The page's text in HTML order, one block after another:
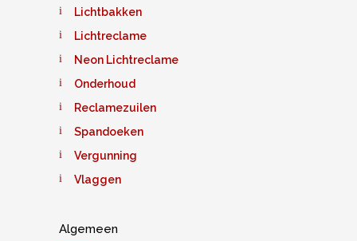
Lichtbakken
Lichtreclame
Neon Lichtreclame
Onderhoud
Reclamezuilen
Spandoeken
Vergunning
Vlaggen
Algemeen